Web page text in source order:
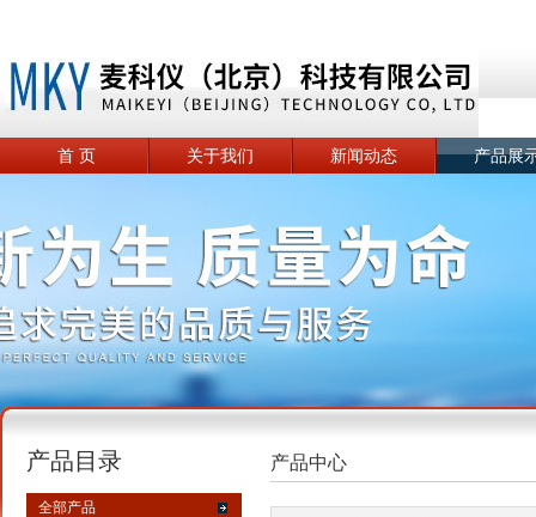
首 页 关于我们 新闻动态 产品展
产品目录
全部产品
产品中心